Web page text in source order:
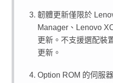
韌體更新僅限於
Manager 、 Lenovo
更新。不支援選配裝
更新。
Option ROM 的伺服